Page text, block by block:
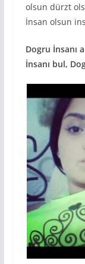
olsun dürzt
İnsan olsun
Dogru İnsanı
İnsanı bul,